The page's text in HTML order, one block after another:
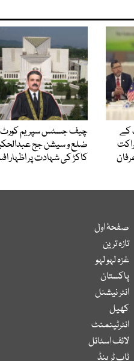
کے
چیف جسٹس سپریم کورٹ
ضلع و سیشن جج
کاکڑ کی شہادت پر اظہار
صفحۂ اول
تازہ ترین
غزہ لہو لہو
پاکستان
انٹر نیشنل
کھیل
انٹرٹینمنٹ
لائف اسٹائل
ٹاپ ٹرینڈ